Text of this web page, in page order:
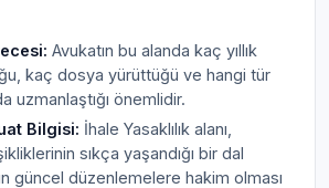
Avukatın bu alanda kaç yıllık
kaç dosya yürüttüğü ve hangi tür
uzmanlaştığı önemlidir.
Bilgisi: İhale Yasaklılık alanı,
sıkça yaşandığı bir dal
güncel düzenlemelere hakim olması